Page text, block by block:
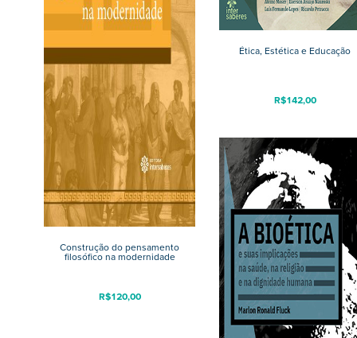
Ética, Estética e Educação
R$142,00
Construção do pensamento
filosófico na modernidade
R$120,00